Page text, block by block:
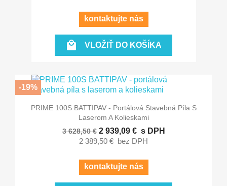
kontaktujte nás
 VLOŽIŤ DO KOŠÍKA
PRIME 100S BATTIPAV - Portálová Stavebná Píla S
Laserom A Kolieskami
3 628,50 € 2 939,09 € s DPH
2 389,50 € bez DPH
kontaktujte nás
-19%